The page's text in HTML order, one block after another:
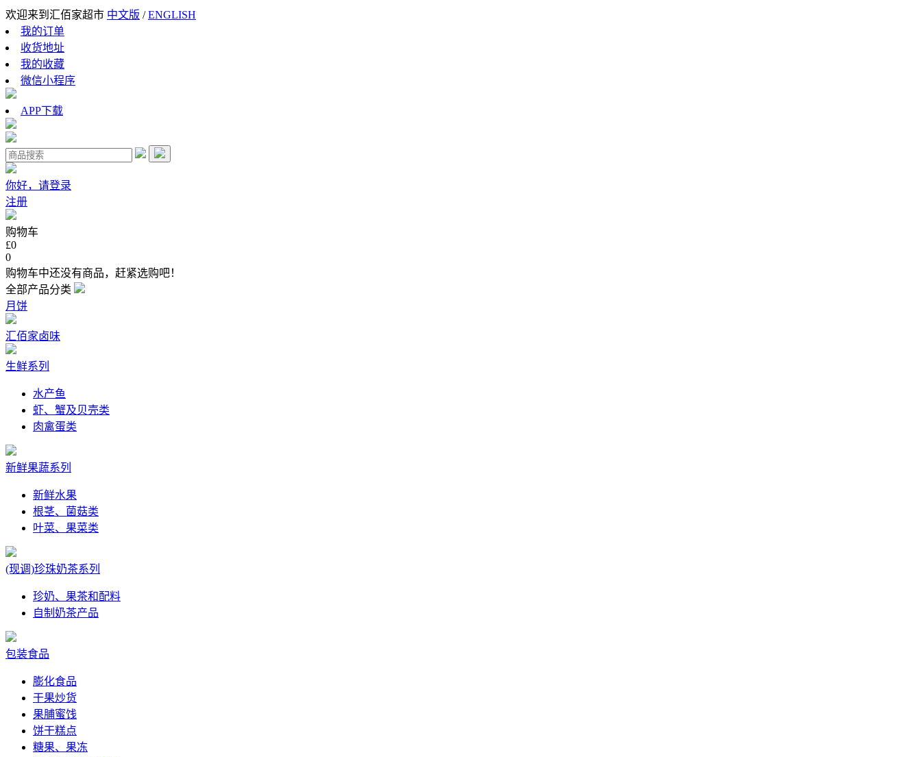
欢迎来到汇佰家超市 中文版 /ENGLISH
我的订单
收货地址
我的收藏
微信小程序
APP下载
你好，请登录
注册
购物车
£0
0
购物车中还没有商品，赶紧选购吧！
全部产品分类
月饼
汇佰家卤味
生鲜系列
水产鱼
虾、蟹及贝壳类
肉禽蛋类
新鲜果蔬系列
新鲜水果
根茎、菌菇类
叶菜、果菜类
(现调)珍珠奶茶系列
珍奶、果茶和配料
自制奶茶产品
包装食品
膨化食品
干果炒货
果脯蜜饯
饼干糕点
糖果、果冻